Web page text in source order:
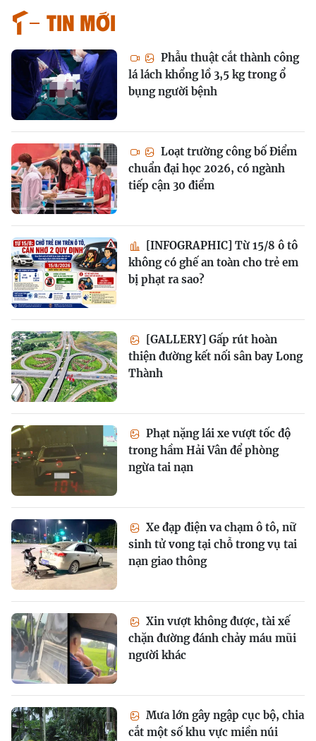
Tin mới
Phẫu thuật cắt thành công
lá lách khổng lồ 3,5 kg trong ổ
bụng người bệnh
Loạt trường công bố Điểm
chuẩn đại học 2026, có ngành
tiếp cận 30 điểm
[INFOGRAPHIC] Từ 15/8 ô tô
không có ghế an toàn cho trẻ em
bị phạt ra sao?
[GALLERY] Gấp rút hoàn
thiện đường kết nối sân bay Long
Thành
Phạt nặng lái xe vượt tốc độ
trong hầm Hải Vân để phòng
ngừa tai nạn
Xe đạp điện va chạm ô tô, nữ
sinh tử vong tại chỗ trong vụ tai
nạn giao thông
Xin vượt không được, tài xế
chặn đường đánh chảy máu mũi
người khác
Mưa lớn gây ngập cục bộ, chia
cắt một số khu vực miền núi